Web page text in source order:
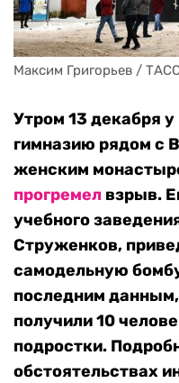
Максим Григорьев /
Утром 13 декабря
гимназию рядом с
женским
прогремел взрыв.
учебного
Струженков,
самодельную
последним
получили 10
подростки.
обстоятельствах